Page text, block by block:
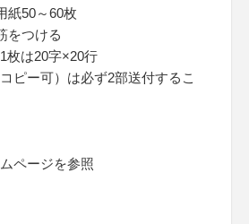
紙50～60枚
をつける
枚は20字×20行
ピー可）は必ず2部送付するこ
ページを参照